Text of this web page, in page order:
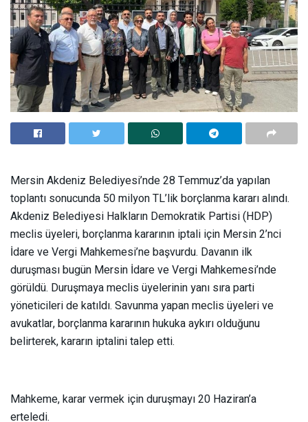
Mersin Akdeniz Belediyesi’nde 28 Temmuz’da yapılan
toplantı sonucunda 50 milyon TL’lik borçlanma kararı alındı.
Akdeniz Belediyesi Halkların Demokratik Partisi (HDP)
meclis üyeleri, borçlanma kararının iptali için Mersin 2’nci
İdare ve Vergi Mahkemesi’ne başvurdu. Davanın ilk
duruşması bugün Mersin İdare ve Vergi Mahkemesi’nde
görüldü. Duruşmaya meclis üyelerinin yanı sıra parti
yöneticileri de katıldı. Savunma yapan meclis üyeleri ve
avukatlar, borçlanma kararının hukuka aykırı olduğunu
belirterek, kararın iptalini talep etti.
Mahkeme, karar vermek için duruşmayı 20 Haziran’a
erteledi.